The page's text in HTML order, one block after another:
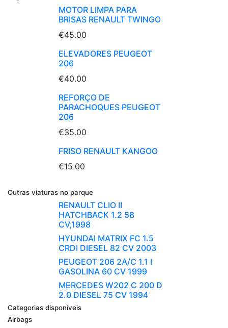
MOTOR LIMPA PARA
BRISAS RENAULT TWINGO
€45.00
ELEVADORES PEUGEOT
206
€40.00
REFORÇO DE
PARACHOQUES PEUGEOT
206
€35.00
FRISO RENAULT KANGOO
€15.00
Outras viaturas no parque
RENAULT CLIO II
HATCHBACK 1.2 58
CV,1998
HYUNDAI MATRIX FC 1.5
CRDI DIESEL 82 CV 2003
PEUGEOT 206 2A/C 1.1 I
GASOLINA 60 CV 1999
MERCEDES W202 C 200 D
2.0 DIESEL 75 CV 1994
Categorias disponíveis
Airbags